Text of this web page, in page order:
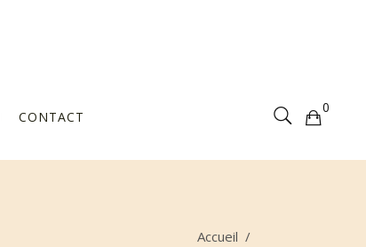
CONTACT
0
Votre sélection est vide
Accueil /